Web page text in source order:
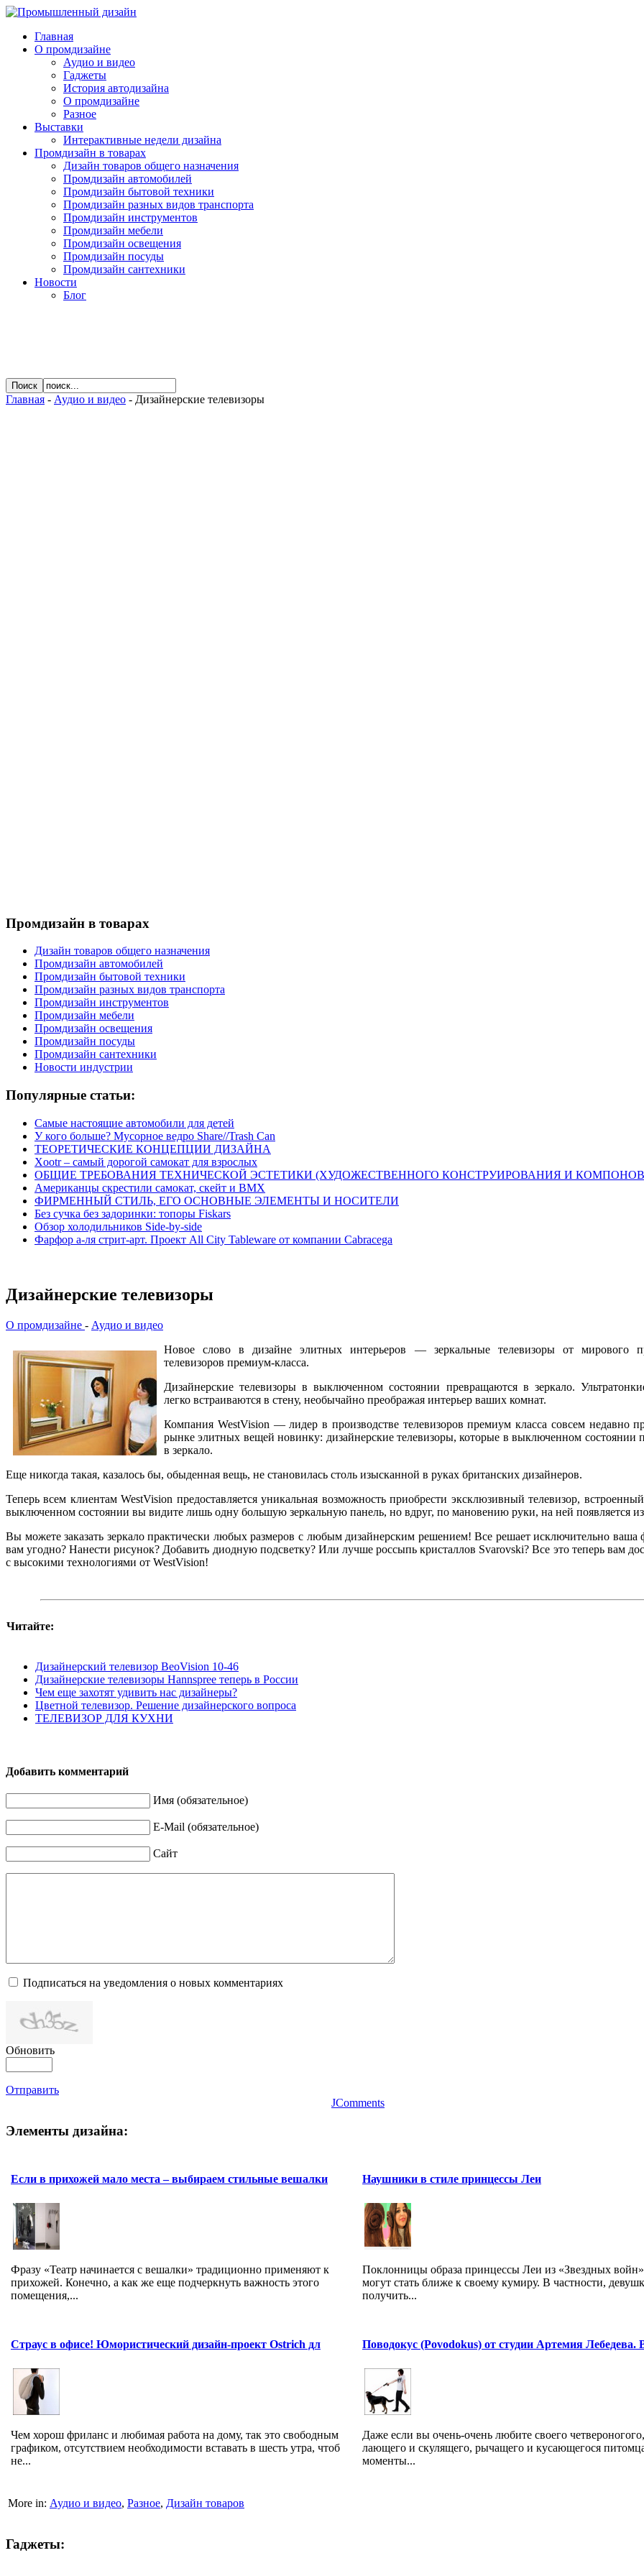
Главная
О промдизайне
Аудио и видео
Гаджеты
История автодизайна
О промдизайне
Разное
Выставки
Интерактивные недели дизайна
Промдизайн в товарах
Дизайн товаров общего назначения
Промдизайн автомобилей
Промдизайн бытовой техники
Промдизайн разных видов транспорта
Промдизайн инструментов
Промдизайн мебели
Промдизайн освещения
Промдизайн посуды
Промдизайн сантехники
Новости
Блог
Главная - Аудио и видео - Дизайнерские телевизоры
Промдизайн в товарах
Дизайн товаров общего назначения
Промдизайн автомобилей
Промдизайн бытовой техники
Промдизайн разных видов транспорта
Промдизайн инструментов
Промдизайн мебели
Промдизайн освещения
Промдизайн посуды
Промдизайн сантехники
Новости индустрии
Популярные статьи:
Самые настоящие автомобили для детей
У кого больше? Мусорное ведро Share//Trash Can
ТЕОРЕТИЧЕСКИЕ КОНЦЕПЦИИ ДИЗАЙНА
Xootr – самый дорогой самокат для взрослых
ОБЩИЕ ТРЕБОВАНИЯ ТЕХНИЧЕСКОЙ ЭСТЕТИКИ (ХУДОЖЕСТВЕННОГО КОНСТРУИРОВАНИЯ И
Американцы скрестили самокат, скейт и BMX
ФИРМЕННЫЙ СТИЛЬ, ЕГО ОСНОВНЫЕ ЭЛЕМЕНТЫ И НОСИТЕЛИ
Без сучка без задоринки: топоры Fiskars
Обзор холодильников Side-by-side
Фарфор а-ля стрит-арт. Проект All City Tableware от компании Cabracega
Дизайнерские телевизоры
О промдизайне - Аудио и видео
Новое слово в дизайне элитных интерьеров — зеркальные телевизоры от мирового
телевизоров премиум-класса.
Дизайнерские телевизоры в выключенном состоянии превращаются в зеркало.
легко встраиваются в стену, необычайно преображая интерьер ваших комнат.
Компания WestVision — лидер в производстве телевизоров премиум класса совсем недавно
рынке элитных вещей новинку: дизайнерские телевизоры, которые в выключенном состоянии
в зеркало.
Еще никогда такая, казалось бы, обыденная вещь, не становилась столь изысканной в руках британских дизайнеров.
Теперь всем клиентам WestVision предоставляется уникальная возможность приобрести эксклюзивный телевизор,
выключенном состоянии вы видите лишь одну большую зеркальную панель, но вдруг, по мановению руки, на ней появляется
Вы можете заказать зеркало практически любых размеров с любым дизайнерским решением! Все решает исключительно ваша
вам угодно? Нанести рисунок? Добавить диодную подсветку? Или лучше россыпь кристаллов Svarovski? Все это теперь вам
с высокими технологиями от WestVision!
Читайте:
Дизайнерский телевизор BeoVision 10-46
Дизайнерские телевизоры Hannspree теперь в России
Чем еще захотят удивить нас дизайнеры?
Цветной телевизор. Решение дизайнерского вопроса
ТЕЛЕВИЗОР ДЛЯ КУХНИ
Добавить комментарий
Имя (обязательное)
E-Mail (обязательное)
Сайт
Подписаться на уведомления о новых комментариях
Обновить
Отправить
JComments
Элементы дизайна:
Если в прихожей мало места – выбираем стильные вешалки
Фразу «Театр начинается с вешалки» традиционно применяют к
прихожей. Конечно, а как же еще подчеркнуть важность этого
помещения,...
Наушники в стиле принцессы Леи
Поклонницы образа принцессы Леи из «Звездных войн»
могут стать ближе к своему кумиру. В частности,
получить...
Страус в офисе! Юмористический дизайн-проект Ostrich дл
Чем хорош фриланс и любимая работа на дому, так это свободным
графиком, отсутствием необходимости вставать в шесть утра, чтоб
не...
Поводокус (Povodokus) от студии Артемия Лебедева.
Даже если вы очень-очень любите своего
лающего и скулящего, рычащего и кусающегося
моменты...
More in: Аудио и видео, Разное, Дизайн товаров
Гаджеты: